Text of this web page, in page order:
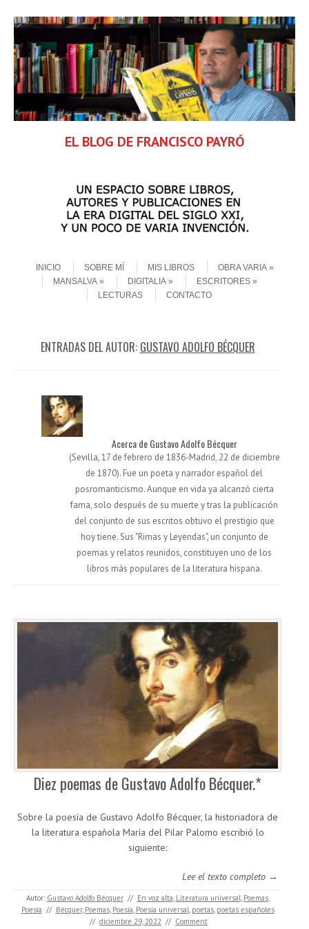
EL BLOG DE FRANCISCO PAYRÓ
MenuINICIO
SOBRE MÍ MIS LIBROS
OBRA VARIA
MANSALVA
DIGITALIA
ESCRITORES
LECTURAS
CONTACTO
ENTRADAS DEL AUTOR: GUSTAVO ADOLFO BÉCQUER
Acerca de Gustavo Adolfo Bécquer
(Sevilla, 17 de febrero de 1836-Madrid, 22 de diciembre
de 1870). Fue un poeta y narrador español del
posromanticismo. Aunque en vida ya alcanzó cierta
fama, solo después de su muerte y tras la publicación
del conjunto de sus escritos obtuvo el prestigio que
hoy tiene. Sus "Rimas y Leyendas", un conjunto de
poemas y relatos reunidos, constituyen uno de los
libros más populares de la literatura hispana.
Diez poemas de Gustavo Adolfo Bécquer.*
Sobre la poesía de Gustavo Adolfo Bécquer, la historiadora de
la literatura española María del Pilar Palomo escribió lo
siguiente:
Lee el texto completo →
Autor: Gustavo Adolfo Bécquer // En voz alta, Literatura universal, Poemas,
Poesía // Bécquer, Poemas, Poesía, Poesía universal, poetas, poetas españoles
// diciembre 29, 2022 // Comment